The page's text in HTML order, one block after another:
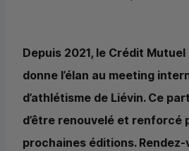
Depuis 2021, le Crédit
donne l’élan au meeting
d’athlétisme de Liévin. Ce
d’être renouvelé et renforcé
prochaines éditions. Rendez-